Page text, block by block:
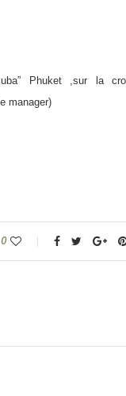
Phuket ,sur la
manager)
0